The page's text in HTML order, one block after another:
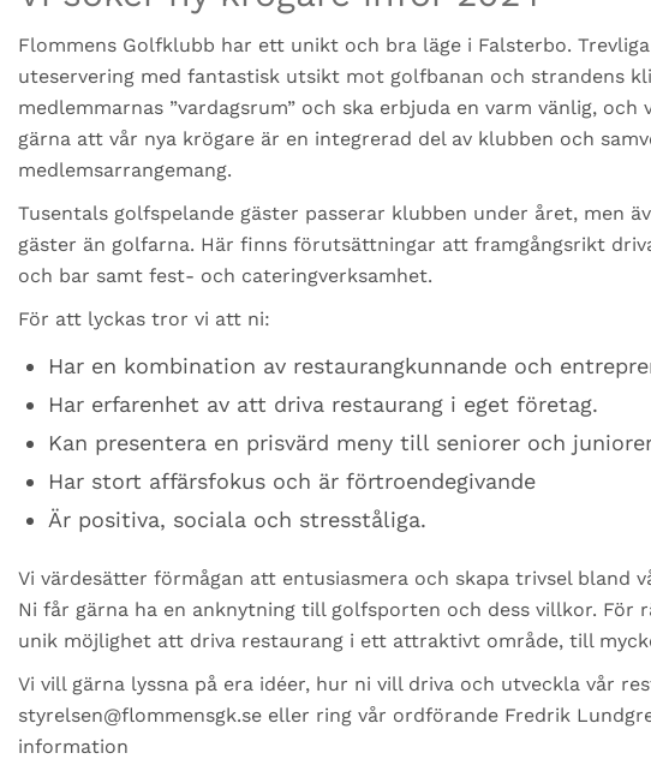
Flommens Golfklubb har ett unikt och bra läge i Falsterbo.
uteservering med fantastisk utsikt mot golfbanan och strandens
medlemmarnas ”vardagsrum” och ska erbjuda en varm vänlig, och
gärna att vår nya krögare är en integrerad del av klubben och
medlemsarrangemang.
Tusentals golfspelande gäster passerar klubben under året, men
gäster än golfarna. Här finns förutsättningar att framgångsrikt
och bar samt fest- och cateringverksamhet.
För att lyckas tror vi att ni:
Har en kombination av restaurangkunnande och
Har erfarenhet av att driva restaurang i eget företag.
Kan presentera en prisvärd meny till seniorer och
Har stort affärsfokus och är förtroendegivande
Är positiva, sociala och stresståliga.
Vi värdesätter förmågan att entusiasmera och skapa trivsel bland
Ni får gärna ha en anknytning till golfsporten och dess villkor. För
unik möjlighet att driva restaurang i ett attraktivt område, till
Vi vill gärna lyssna på era idéer, hur ni vill driva och utveckla vår
styrelsen@flommensgk.se eller ring vår ordförande Fredrik
information